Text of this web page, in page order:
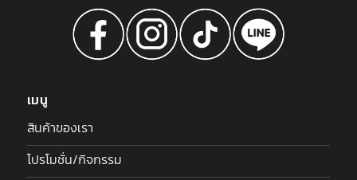
เมนู
สินค้าของเรา
โปรโมชั่น/กิจกรรม